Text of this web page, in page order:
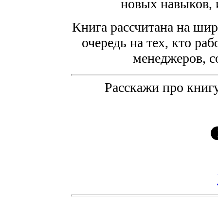
новых навыков,
Книга рассчитана на
очередь на тех, кто
менеджеров,
Расскажи про